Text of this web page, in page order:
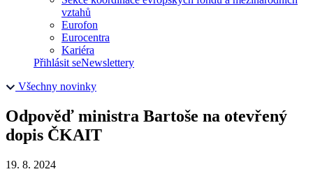
vztahů
Eurofon
Eurocentra
Kariéra
Přihlásit seNewslettery
Všechny novinky
Odpověď ministra Bartoše na otevřený
dopis ČKAIT
19. 8. 2024